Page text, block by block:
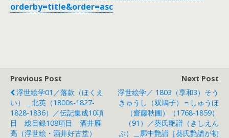
orderby=title&order=asc
Previous Post
浮世絵学01／落款（ほくえ
い）＿北英（1800s-1827-
1828-1836）／伝記集成10項
目 総目録108項目 酒井雁
高（浮世絵・酒井好古堂）
Next Post
浮世絵学／ 1803（享和3）そう
きゅうし（双鳩子）＝しゅうほ
（齋藤秋圃）（1768-1859）
（91）／葵氏艶譜（きしえん
ぷ）＿廓中艶譜［葵氏艶譜が初